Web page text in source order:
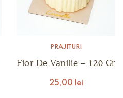
PRĂJITURI
Fior De Vanilie – 120 Gr
25,00 lei